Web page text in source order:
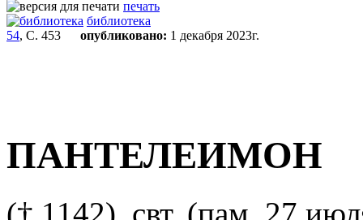
печать
библиотека
54, С. 453 опубликовано: 1 декабря 2023г.
ПАНТЕЛЕИМОН
(† 1142), свт. (пам. 27